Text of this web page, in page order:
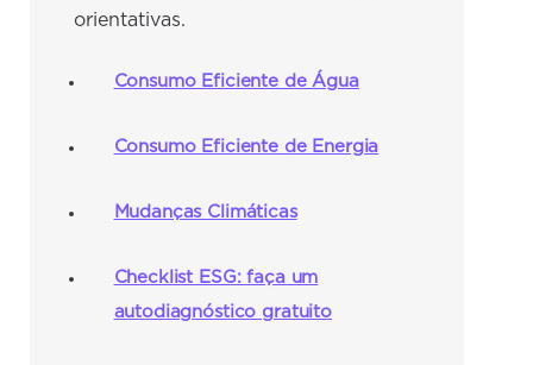
orientativas.
Consumo Eficiente de Água
Consumo Eficiente de Energia
Mudanças Climáticas
Checklist ESG: faça um
autodiagnóstico gratuito